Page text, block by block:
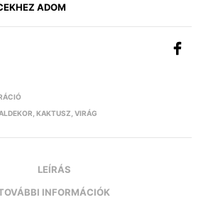
ADOM
KAKTUSZ VIRÁG
LEÍRÁS
INFORMÁCIÓK